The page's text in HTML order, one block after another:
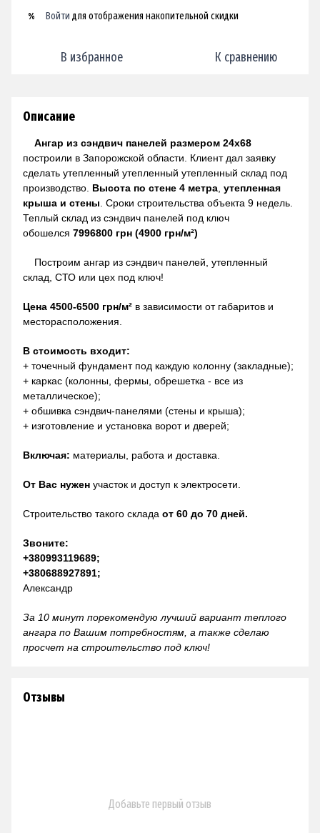
% Войти для отображения накопительной скидки
В избранное К сравнению
Описание
Ангар из сэндвич панелей размером 24х68
построили в Запорожской области. Клиент дал заявку
сделать утепленный утепленный утепленный склад под
производство. Высота по стене 4 метра утепленная
крыша и стены . Сроки строительства объекта 9 недель.
Теплый склад из сэндвич панелей под ключ
обошелся 7996800 грн (4900 грн/м²)
Построим ангар из сэндвич панелей, утепленный
склад, СТО или цех под ключ!
Цена 4500-6500 грн/м² в зависимости от габаритов и
месторасположения.
В стоимость входит:
+ точечный фундамент под каждую колонну (закладные);
+ каркас (колонны, фермы, обрешетка - все из
металлическое);
+ обшивка сэндвич-панелями (стены и крыша);
+ изготовление и установка ворот и дверей;
Включая: материалы, работа и доставка.
От Вас нужен участок и доступ к электросети.
Строительство такого склада от 60 до 70 дней.
Звоните:
+380993119689;
+380688927891;
Александр
За 10 минут порекомендую лучший вариант теплого
ангара по Вашим потребностям, а также сделаю
просчет на строительство под ключ!
Отзывы
Добавьте первый отзыв